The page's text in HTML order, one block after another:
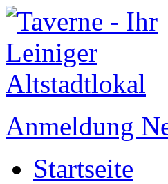
Anmeldung
Startseite